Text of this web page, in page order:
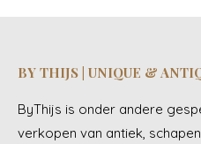
BY THIJS | UNIQUE &
ByThijs is onder andere
verkopen van antiek,